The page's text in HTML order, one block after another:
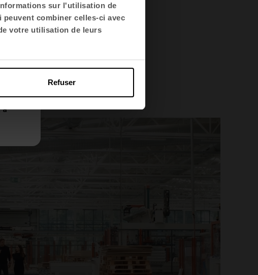
sur l'utilisation de
combiner celles-ci avec
votre utilisation de leurs
Refuser
des
à